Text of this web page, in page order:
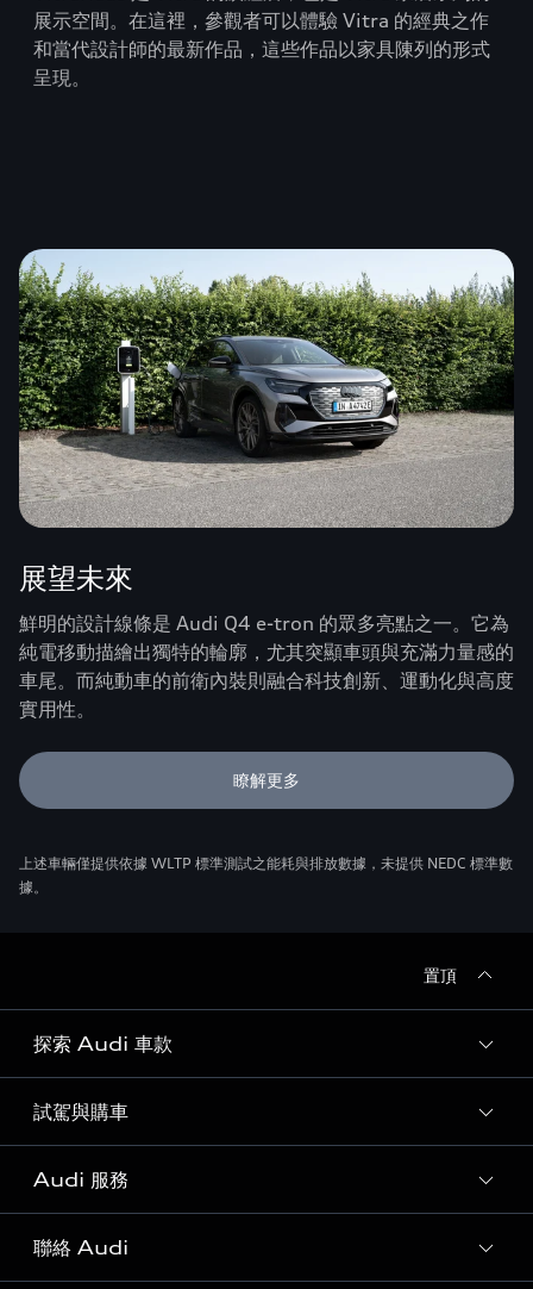
展示空間。在這裡，參觀者可以體驗 Vitra 的經典之作
和當代設計師的最新作品，這些作品以家具陳列的形式
呈現。
展望未來
鮮明的設計線條是 Audi Q4 e-tron 的眾多亮點之一。它為
純電移動描繪出獨特的輪廓，尤其突顯車頭與充滿力量感的
車尾。而純動車的前衛內裝則融合科技創新、運動化與高度
實用性。
瞭解更多
上述車輛僅提供依據 WLTP 標準測試之能耗與排放數據，未提供 NEDC 標準數
據。
置頂
探索 Audi 車款
所有車款
客製化您的 Audi
Audi 純電生活圈
奧迪嚴選中古車
試駕與購車
購車方案
最新優惠
預約試駕 | 多元安心賞車
Audi 服務
Audi 原廠配件與精品
聯絡 Audi